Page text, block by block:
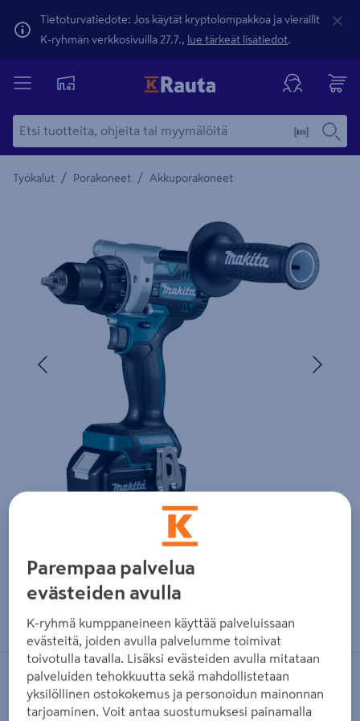
Tietoturvatiedote: Jos käytät kryptolompakkoa ja vierailit
K-ryhmän verkkosivuilla 27.7., lue tärkeät lisätiedot.
Työkalut / Porakoneet / Akkuporakoneet
Yksityiskohtainen kuvaus löytyy Tuotteen kuvaus -
Zoomaa kuvaa sormilla kosketusnäytöllä
Akkuporakone Makita DDF486T 18V
MAKITA
Parempaa palvelua
evästeiden avulla
K-ryhmä kumppaneineen käyttää palveluissaan
evästeitä, joiden avulla palvelumme toimivat
toivotulla tavalla. Lisäksi evästeiden avulla mitataan
palveluiden tehokkuutta sekä mahdollistetaan
yksilöllinen ostokokemus ja personoidun mainonnan
tarjoaminen. Voit antaa suostumuksesi painamalla